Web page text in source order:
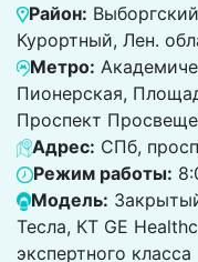
Район:
Курортный, Лен.
Метро:
Пионерская,
Проспект
Адрес: СПб,
Режим работы:
Модель:
Тесла, КТ GЕ
экспертного класса